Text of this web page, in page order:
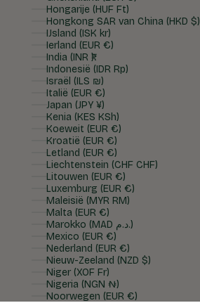
Hongarije (HUF Ft)
Hongkong SAR van China (HKD $)
IJsland (ISK kr)
Ierland (EUR €)
India (INR ₹)
Indonesië (IDR Rp)
Israël (ILS ₪)
Italië (EUR €)
Japan (JPY ¥)
Kenia (KES KSh)
Koeweit (EUR €)
Kroatië (EUR €)
Letland (EUR €)
Liechtenstein (CHF CHF)
Litouwen (EUR €)
Luxemburg (EUR €)
Maleisië (MYR RM)
Malta (EUR €)
Marokko (MAD د.م.)
Mexico (EUR €)
Nederland (EUR €)
Nieuw-Zeeland (NZD $)
Niger (XOF Fr)
Nigeria (NGN ₦)
Noorwegen (EUR €)